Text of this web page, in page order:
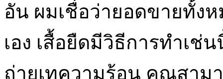
อัน ผมเชื่อว่ายอดขายทั้ง
เอง เสื้อยืดมีวิธีการทำเ
ถ่ายเทความร้อน คุณสาม